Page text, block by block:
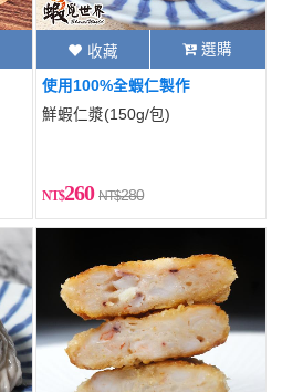
收藏 選購
使用100%全蝦仁製作
鮮蝦仁漿(150g/包)
260 280